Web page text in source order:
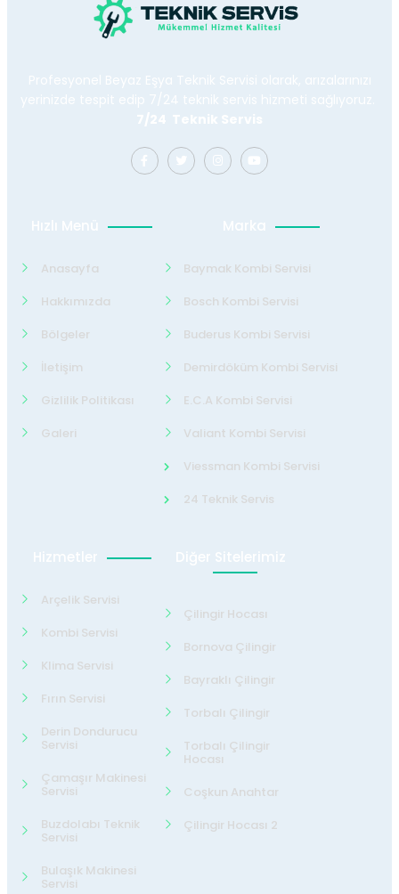
Profesyonel Beyaz Eşya Teknik Servisi olarak, arızalarınızı
yerinizde tespit edip 7/24 teknik servis hizmeti sağlıyoruz.
7/24 Teknik Servis
Hızlı Menü
Anasayfa
Hakkımızda
Bölgeler
İletişim
Gizlilik Politikası
Galeri
Marka
Baymak Kombi Servisi
Bosch Kombi Servisi
Buderus Kombi Servisi
Demirdöküm Kombi Servisi
E.C.A Kombi Servisi
Valiant Kombi Servisi
Viessman Kombi Servisi
24 Teknik Servis
Hizmetler
Arçelik Servisi
Kombi Servisi
Klima Servisi
Fırın Servisi
Derin Dondurucu
Servisi
Çamaşır Makinesi
Servisi
Buzdolabı Teknik
Servisi
Bulaşık Makinesi
Servisi
Diğer Sitelerimiz
Çilingir Hocası
Bornova Çilingir
Bayraklı Çilingir
Torbalı Çilingir
Torbalı Çilingir
Hocası
Coşkun Anahtar
Çilingir Hocası 2